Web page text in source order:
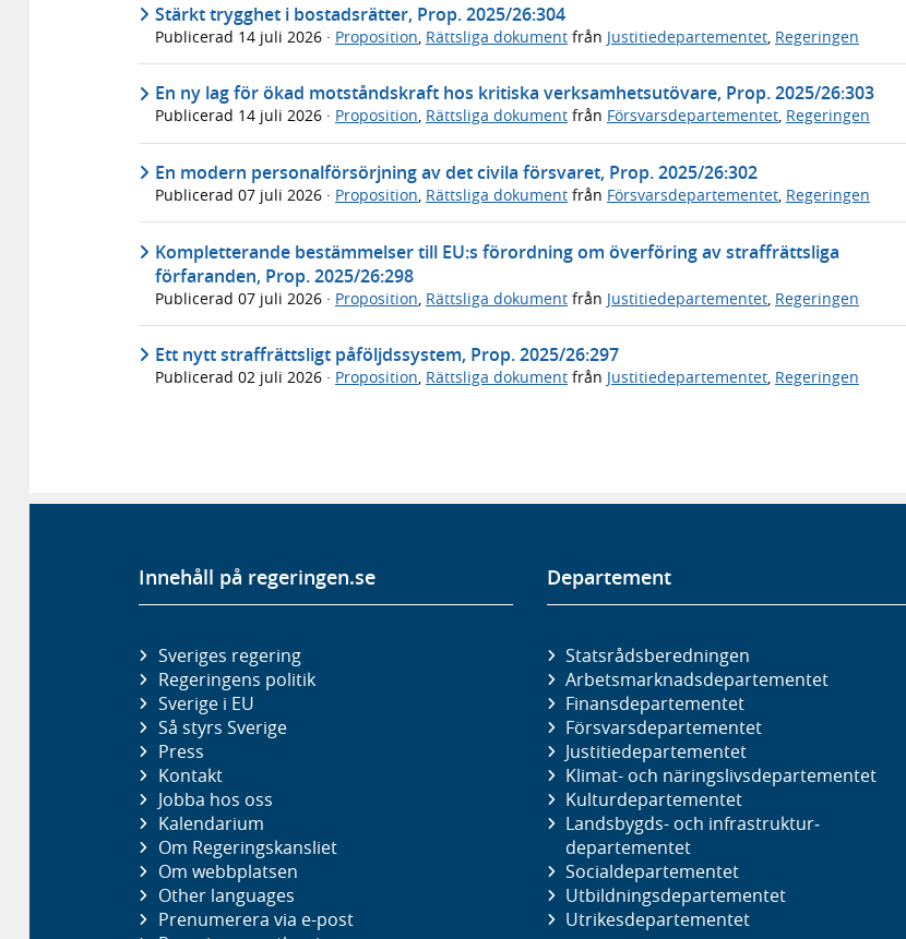
Stärkt trygghet i bostadsrätter, Prop. 2025/26:304
Publicerad 14 juli 2026 · Proposition Rättsliga dokument från Justitiedepartementet Regeringen
En ny lag för ökad motståndskraft hos kritiska verksamhetsutövare, Prop. 2025/26:303
Publicerad 14 juli 2026 · Proposition, Rättsliga dokument från Försvarsdepartementet, Regeringen
En modern personalförsörjning av det civila försvaret, Prop. 2025/26:302
Publicerad 07 juli 2026 · Proposition, Rättsliga dokument från Försvarsdepartementet, Regeringen
Kompletterande bestämmelser till EU:s förordning om överföring av straffrättsliga
förfaranden, Prop. 2025/26:298
Publicerad 07 juli 2026 · Proposition Rättsliga dokument från Justitiedepartementet Regeringen
Ett nytt straffrättsligt påföljdssystem, Prop. 2025/26:297
Publicerad 02 juli 2026 · Proposition, Rättsliga dokument från Justitiedepartementet, Regeringen
Innehåll på regeringen.se
Sveriges regering
Regeringens politik
Sverige i EU
Så styrs Sverige
Press
Kontakt
Jobba hos oss
Kalendarium
Om Regeringskansliet
Om webbplatsen
Other languages
Prenumerera via e-post
Departement
Statsrådsberedningen
Arbetsmarknads­departementet
Finans­departementet
Försvars­departementet
Justitie­departementet
Klimat- och näringslivs­departementet
Kultur­departementet
Landsbygds- och infrastruktur­
departementet
Social­departementet
Utbildnings­departementet
Utrikes­departementet